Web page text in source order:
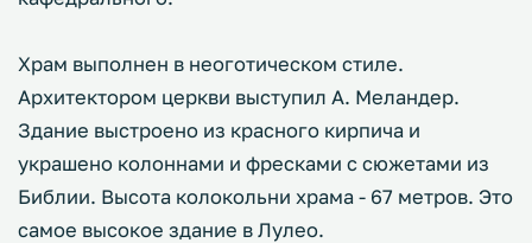
Храм выполнен в неоготическом стиле.
Архитектором церкви выступил А. Меландер.
Здание выстроено из красного кирпича и
украшено колоннами и фресками с сюжетами из
Библии. Высота колокольни храма - 67 метров. Это
самое высокое здание в Лулео.